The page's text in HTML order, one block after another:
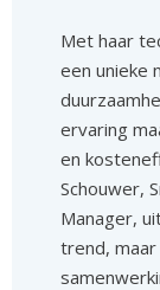
Met haar
een unieke
ervaring
en
Schouwer,
Manager,
trend,